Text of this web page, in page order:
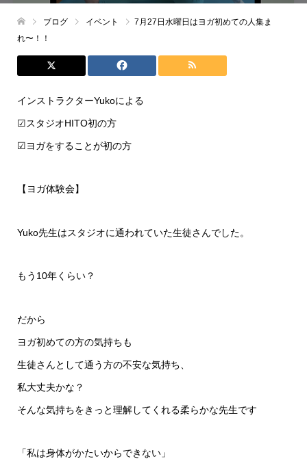
ブログ イベント
7月27日水曜日はヨガ初めての人集ま
れ〜！！
インストラクターYukoによる
☑︎スタジオHITO初の方
☑︎ヨガをすることが初の方
【ヨガ体験会】
Yuko先生はスタジオに通われていた生徒さんでした。
もう10年くらい？
だから
ヨガ初めての方の気持ちも
生徒さんとして通う方の不安な気持ち、
私大丈夫かな？
そんな気持ちをきっと理解してくれる柔らかな先生です
「私は身体がかたいからできない」